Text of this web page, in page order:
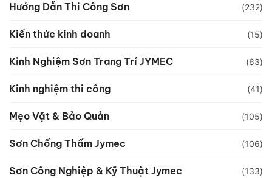
Hướng Dẫn Thi Công Sơn (232)
Kiến thức kinh doanh (15)
Kinh Nghiệm Sơn Trang Trí JYMEC (63)
Kinh nghiệm thi công (41)
Mẹo Vặt & Bảo Quản (105)
Sơn Chống Thấm Jymec (106)
Sơn Công Nghiệp & Kỹ Thuật Jymec (133)